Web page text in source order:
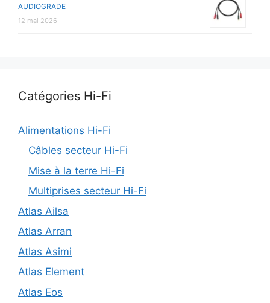
AUDIOGRADE
12 mai 2026
Catégories Hi-Fi
Alimentations Hi-Fi
Câbles secteur Hi-Fi
Mise à la terre Hi-Fi
Multiprises secteur Hi-Fi
Atlas Ailsa
Atlas Arran
Atlas Asimi
Atlas Element
Atlas Eos